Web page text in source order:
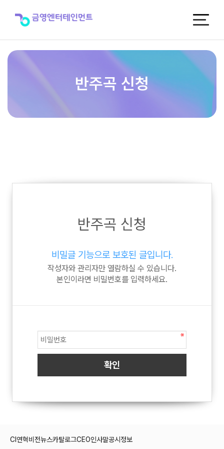
반주곡 신청
반주곡 신청
비밀글 기능으로 보호된 글입니다.
작성자와 관리자만 열람하실 수 있습니다.
본인이라면 비밀번호를 입력하세요.
CI 연혁비전뉴스카탈로그CEO인사말공시정보